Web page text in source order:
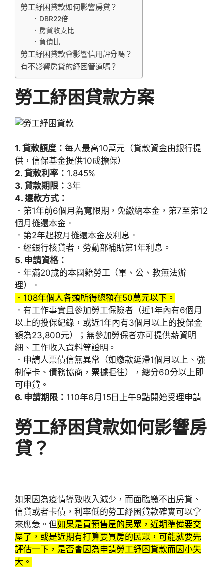
勞工紓困貸款如何影響房貸？
．DBR22倍
．房貸收支比
．負債比
勞工紓困貸款會影響信用評分嗎？
有不影響房貸的紓困管道嗎？
勞工紓困貸款方案
1. 貸款額度： 每人最高10萬元（貸款資金由銀行提
供，信保基金提供10成擔保）
2. 貸款利率： 1.845%
3. 貸款期限： 3年
4. 還款方式：
．第1年前6個月為寬限期，免繳納本金，第7至第12
個月攤還本金。
．第2年起按月攤還本金及利息。
．經銀行核貸者，勞動部補貼第1年利息。
5. 申請資格：
．年滿20歲的本國籍勞工（軍、公、教無法辦
理）。
．108年個人各類所得總額在50萬元以下。
．有工作事實且參加勞工保險者（近1年內有6個月
以上的投保紀錄，或近1年內有3個月以上的投保金
額為23,800元）；無參加勞保者亦可提供薪資明
細、工作收入資料等證明。
．申請人票債信無異常（如繳款延滯1個月以上、強
制停卡、債務協商，票據拒往），總分60分以上即
可申貸。
6. 申請期限： 110年6月15日上午9點開始受理申請
勞工紓困貸款如何影響房
貸？
如果因為疫情導致收入減少，而面臨繳不出房貸、
信貸或者卡債，利率低的勞工紓困貸款確實可以拿
來應急。但如果是買預售屋的民眾，近期準備要交
屋了，或是近期有打算要買房的民眾，可能就要先
評估一下，是否會因為申請勞工紓困貸款而因小失
大。